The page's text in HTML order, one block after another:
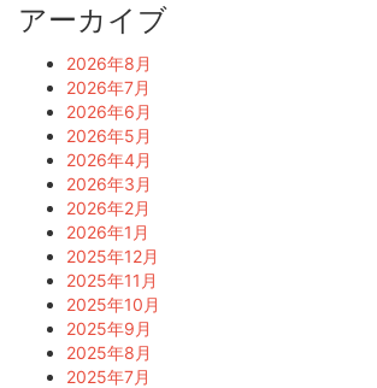
アーカイブ
2026年8月
2026年7月
2026年6月
2026年5月
2026年4月
2026年3月
2026年2月
2026年1月
2025年12月
2025年11月
2025年10月
2025年9月
2025年8月
2025年7月